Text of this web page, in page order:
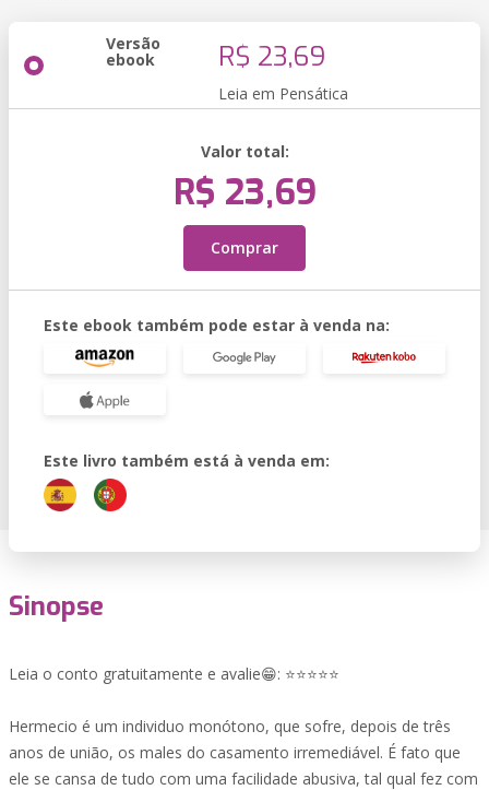
Versão
ebook R$ 23,69
Leia em Pensática
Valor total:
R$ 23,69
Comprar
Este ebook também pode estar à venda na:
Este livro também está à venda em:
Sinopse
Leia o conto gratuitamente e avalie😁: ⭐⭐⭐⭐⭐
Hermecio é um individuo monótono, que sofre, depois de três
anos de união, os males do casamento irremediável. É fato que
ele se cansa de tudo com uma facilidade abusiva, tal qual fez com